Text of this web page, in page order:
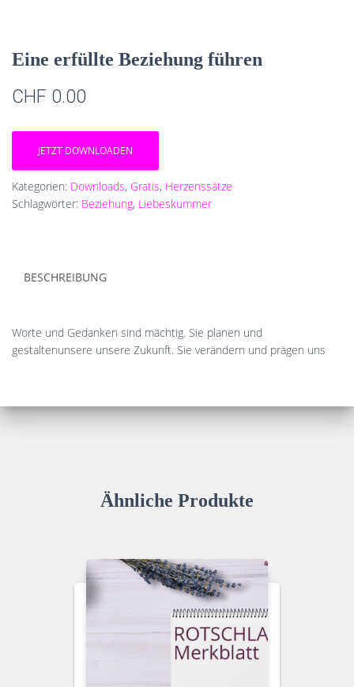
Eine erfüllte Beziehung führen
CHF 0.00
JETZT DOWNLOADEN
Kategorien: Downloads, Gratis, Herzenssätze
Schlagwörter: Beziehung, Liebeskummer
BESCHREIBUNG
Worte und Gedanken sind mächtig. Sie planen und
gestaltenunsere unsere Zukunft. Sie verändern und prägen uns
Ähnliche Produkte